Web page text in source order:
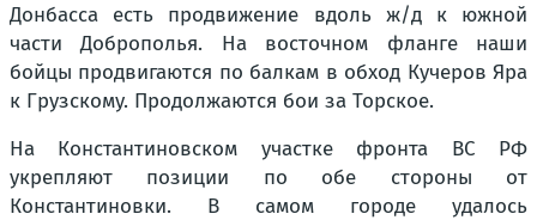
Донбасса есть продвижение вдоль ж/д к южной
части Доброполья. На восточном фланге наши
бойцы продвигаются по балкам в обход Кучеров Яра
к Грузскому. Продолжаются бои за Торское.
На Константиновском участке фронта ВС РФ
укрепляют позиции по обе стороны от
Константиновки. В самом городе удалось